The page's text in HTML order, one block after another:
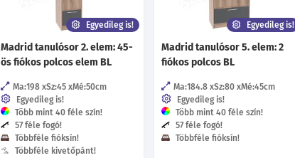
Egyedileg is!
Madrid tanulósor 2. elem: 45-
ös fiókos polcos elem BL
Ma:198 Sz:45 Mé:50cm
Egyedileg is!
Több mint 40 féle szín!
57 féle fogó!
Többféle fióksín!
Többféle kivetőpánt!
Egyedileg is!
Madrid tanulósor 5. elem: 2
fiókos polcos BL
Ma:184.8 Sz:80 Mé:45cm
Egyedileg is!
Több mint 40 féle szín!
57 féle fogó!
Többféle fióksín!